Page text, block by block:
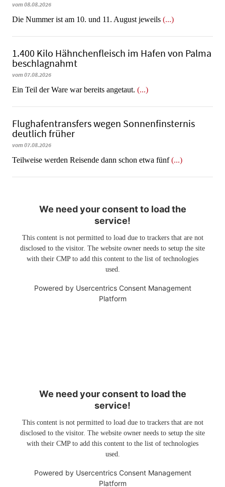
vom 08.08.2026
Die Nummer ist am 10. und 11. August jeweils (...)
1.400 Kilo Hähnchenfleisch im Hafen von Palma
beschlagnahmt
vom 07.08.2026
​​​​​​​Ein Teil der Ware war bereits angetaut. (...)
Flughafentransfers wegen Sonnenfinsternis
deutlich früher
vom 07.08.2026
Teilweise werden Reisende dann schon etwa fünf(...)
We need your consent to load the
service!
This content is not permitted to load due to trackers that are not
disclosed to the visitor. The website owner needs to setup the site
with their CMP to add this content to the list of technologies
used.
Powered by Usercentrics Consent Management
Platform
We need your consent to load the
service!
This content is not permitted to load due to trackers that are not
disclosed to the visitor. The website owner needs to setup the site
with their CMP to add this content to the list of technologies
used.
Powered by Usercentrics Consent Management
Platform